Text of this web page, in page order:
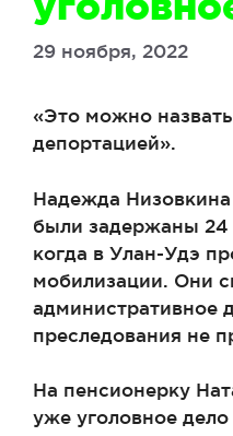
29 ноября, 2022
«Это можно
депортацией».
Надежда
были задержаны 24
когда в Улан-Удэ
мобилизации. Они
административное
преследования не
На пенсионерку
уже уголовное